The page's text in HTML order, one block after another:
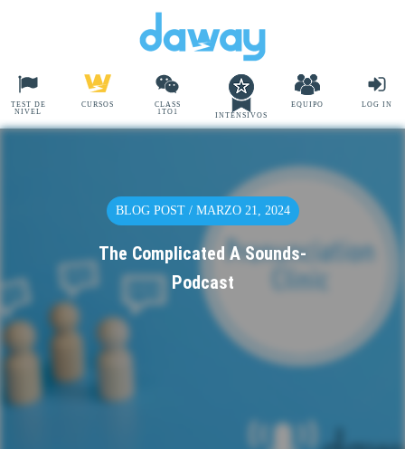
TEST DE
NIVEL
CURSOS
CLASS
1TO1
INTENSIVOS
EQUIPO LOG IN
BLOG POST / MARZO 21, 2024
The Complicated A Sounds-
Podcast